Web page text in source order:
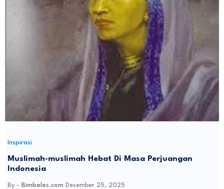
Inspirasi
Muslimah-muslimah Hebat Di Masa Perjuangan
Indonesia
By - Bimbeles.com Desember 25, 2025